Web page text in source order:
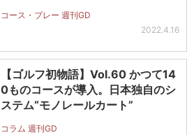
コース・プレー 週刊GD
2022.4.16
【ゴルフ初物語】Vol.60 かつて14
0ものコースが導入。日本独自のシ
ステム“モノレールカート”
コラム 週刊GD